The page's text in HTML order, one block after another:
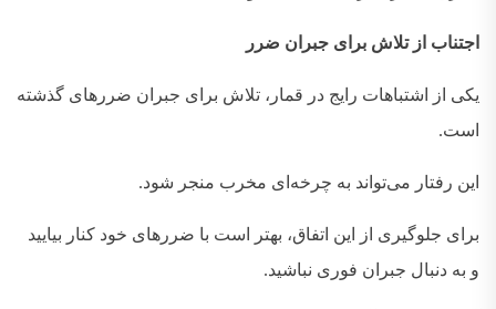
اجتناب از تلاش برای جبران ضرر
یکی از اشتباهات رایج در قمار، تلاش برای جبران ضررهای گذشته
است.
این رفتار می‌تواند به چرخه‌ای مخرب منجر شود.
برای جلوگیری از این اتفاق، بهتر است با ضررهای خود کنار بیایید
و به دنبال جبران فوری نباشید.